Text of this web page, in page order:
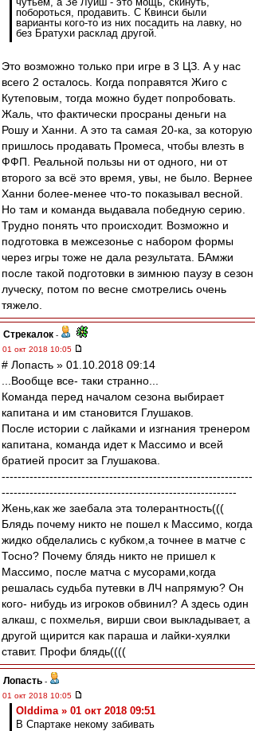
побороться, продавить. С Квинси были
варианты кого-то из них посадить на лавку, но
без Братухи расклад другой.
Это возможно только при игре в 3 ЦЗ. А у нас
всего 2 осталось. Когда поправятся Жиго с
Кутеповым, тогда можно будет попробовать.
Жаль, что фактически просраны деньги на
Рошу и Ханни. А это та самая 20-ка, за которую
пришлось продавать Промеса, чтобы влезть в
ФФП. Реальной пользы ни от одного, ни от
второго за всё это время, увы, не было. Вернее
Ханни более-менее что-то показывал весной.
Но там и команда выдавала победную серию.
Трудно понять что происходит. Возможно и
подготовка в межсезонье с набором формы
через игры тоже не дала результата. БАмжи
после такой подготовки в зимнюю паузу в сезон
луческу, потом по весне смотрелись очень
тяжело.
Стрекалок -
01 окт 2018 10:05
# Лопасть » 01.10.2018 09:14
...Вообще все- таки странно...
Команда перед началом сезона выбирает
капитана и им становится Глушаков.
После истории с лайками и изгнания тренером
капитана, команда идет к Массимо и всей
братией просит за Глушакова.
---------------------------------------------------------------
-----------------------------------------------------------
Жень,как же заебала эта толерантность(((
Блядь почему никто не пошел к Массимо, когда
жидко обделались с кубком,а точнее в матче с
Тосно? Почему блядь никто не пришел к
Массимо, после матча с мусорами,когда
решалась судьба путевки в ЛЧ напрямую? Он
кого- нибудь из игроков обвинил? А здесь один
алкаш, с похмелья, вирши свои выкладывает, а
другой щирится как параша и лайки-хуялки
ставит. Профи блядь((((
Лопасть -
01 окт 2018 10:05
Olddima » 01 окт 2018 09:51
В Спартаке некому забивать